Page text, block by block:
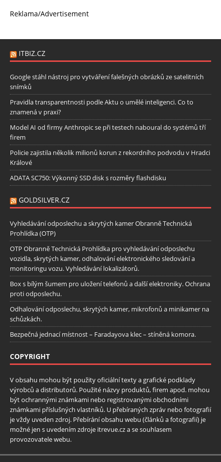
Reklama/Advertisement
ITBIZ.CZ
Google stáhl nástroj pro vytváření falešných obrázků ze satelitních
snímků
Pravidla transparentnosti podle Aktu o umělé inteligenci. Co to
znamená v praxi?
Model AI od firmy Anthropic se při testech naboural do systémů tří
firem
Policie zajistila několik milionů korun z rekordního podvodu v Hradci
Králové
ADATA SC750: Výkonný SSD disk s rozměry flashdisku
GOLDSILVER.CZ
Vyhledávání odposlechu a skrytých kamer Obranně Technická
Prohlídka (OTP)
OTP Obranně Technická Prohlídka pro vyhledávání odposlechu
vozidla, skrytých kamer, odhalování elektronického sledování a
monitoringu vozu. Vyhledávání lokalizátorů.
Box s bílým šumem pro uložení telefonů a další elektroniky. Ochrana
proti odposlechu.
Odhalování odposlechu, skrytých kamer, mikrofonů a minikamer na
schůzkách.
Bezpečná jednací místnost – Faradayova klec – stíněná komora.
COPYRIGHT
V obsahu mohou být použity oficiální texty a grafické podklady
výrobců a distributorů. Použité názvy produktů, firem apod. mohou
být ochrannými známkami nebo registrovanými obchodními
známkami příslušných vlastníků. U přebíraných zpráv nebo fotografií
je vždy uveden zdroj. Přebírání obsahu webu (článků a fotografií) je
možné jen s uvedením zdroje itrevue.cz a se souhlasem
provozovatele webu.